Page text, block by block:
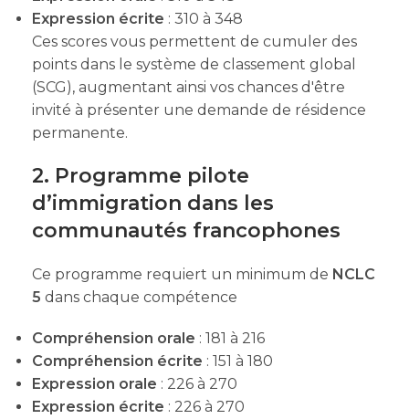
Expression écrite : 310 à 348
Ces scores vous permettent de cumuler des
points dans le système de classement global
(SCG), augmentant ainsi vos chances d'être
invité à présenter une demande de résidence
permanente.
2. Programme pilote
d’immigration dans les
communautés francophones
Ce programme requiert un minimum de NCLC
5 dans chaque compétence
Compréhension orale : 181 à 216
Compréhension écrite : 151 à 180
Expression orale : 226 à 270
Expression écrite : 226 à 270